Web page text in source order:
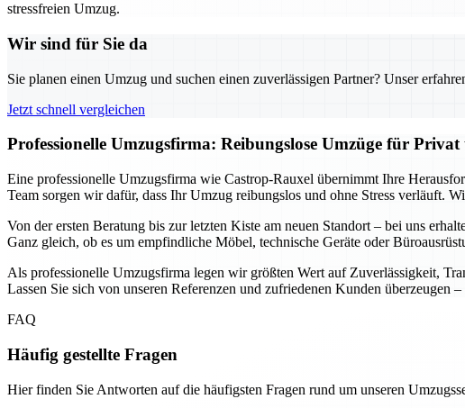
stressfreien Umzug.
Wir sind für Sie da
Sie planen einen Umzug und suchen einen zuverlässigen Partner? Unser
Jetzt schnell vergleichen
Professionelle Umzugsfirma: Reibungslose Umzüge für Privat
Eine professionelle Umzugsfirma wie Castrop-Rauxel übernimmt Ihre
Team sorgen wir dafür, dass Ihr Umzug reibungslos und ohne Stress verläuft.
Von der ersten Beratung bis zur letzten Kiste am neuen Standort – bei uns
Ganz gleich, ob es um empfindliche Möbel, technische Geräte oder
Als professionelle Umzugsfirma legen wir größten Wert auf Zuverlässigkeit,
Lassen Sie sich von unseren Referenzen und zufriedenen Kunden
FAQ
Häufig gestellte Fragen
Hier finden Sie Antworten auf die häufigsten Fragen rund um unseren